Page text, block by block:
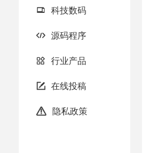
 科技数码
 源码程序
 行业产品
 在线投稿
 隐私政策